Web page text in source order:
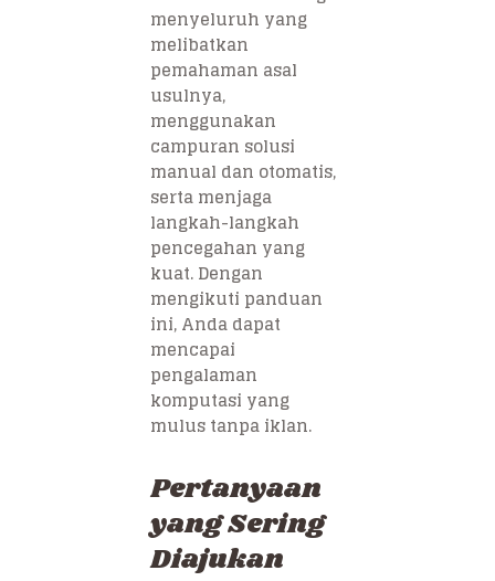
menyeluruh yang
melibatkan
pemahaman asal
usulnya,
menggunakan
campuran solusi
manual dan otomatis,
serta menjaga
langkah-langkah
pencegahan yang
kuat. Dengan
mengikuti panduan
ini, Anda dapat
mencapai
pengalaman
komputasi yang
mulus tanpa iklan.
Pertanyaan
yang Sering
Diajukan